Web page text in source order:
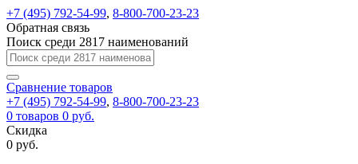
+7 (495) 792-54-99, 8-800-700-23-23
Обратная связь
Поиск среди 2817 наименований
Сравнение товаров
+7 (495) 792-54-99, 8-800-700-23-23
0 товаров 0 руб.
Скидка
0 руб.